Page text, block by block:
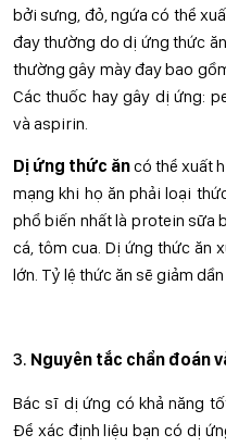
bởi sưng, đỏ, ngứa có thể
đay thường do dị ứng thức
thường gây mày đay bao
Các thuốc hay gây dị ứng:
và aspirin.
Dị ứng thức ăncó thể xuất
mạng khi họ ăn phải loại
phổ biến nhất là protein sữa
cá, tôm cua. Dị ứng thức ăn
lớn. Tỷ lệ thức ăn sẽ giảm
Nguyên tắc chẩn đoán
Bác sĩ dị ứng có khả năng
Để xác định liệu bạn có dị